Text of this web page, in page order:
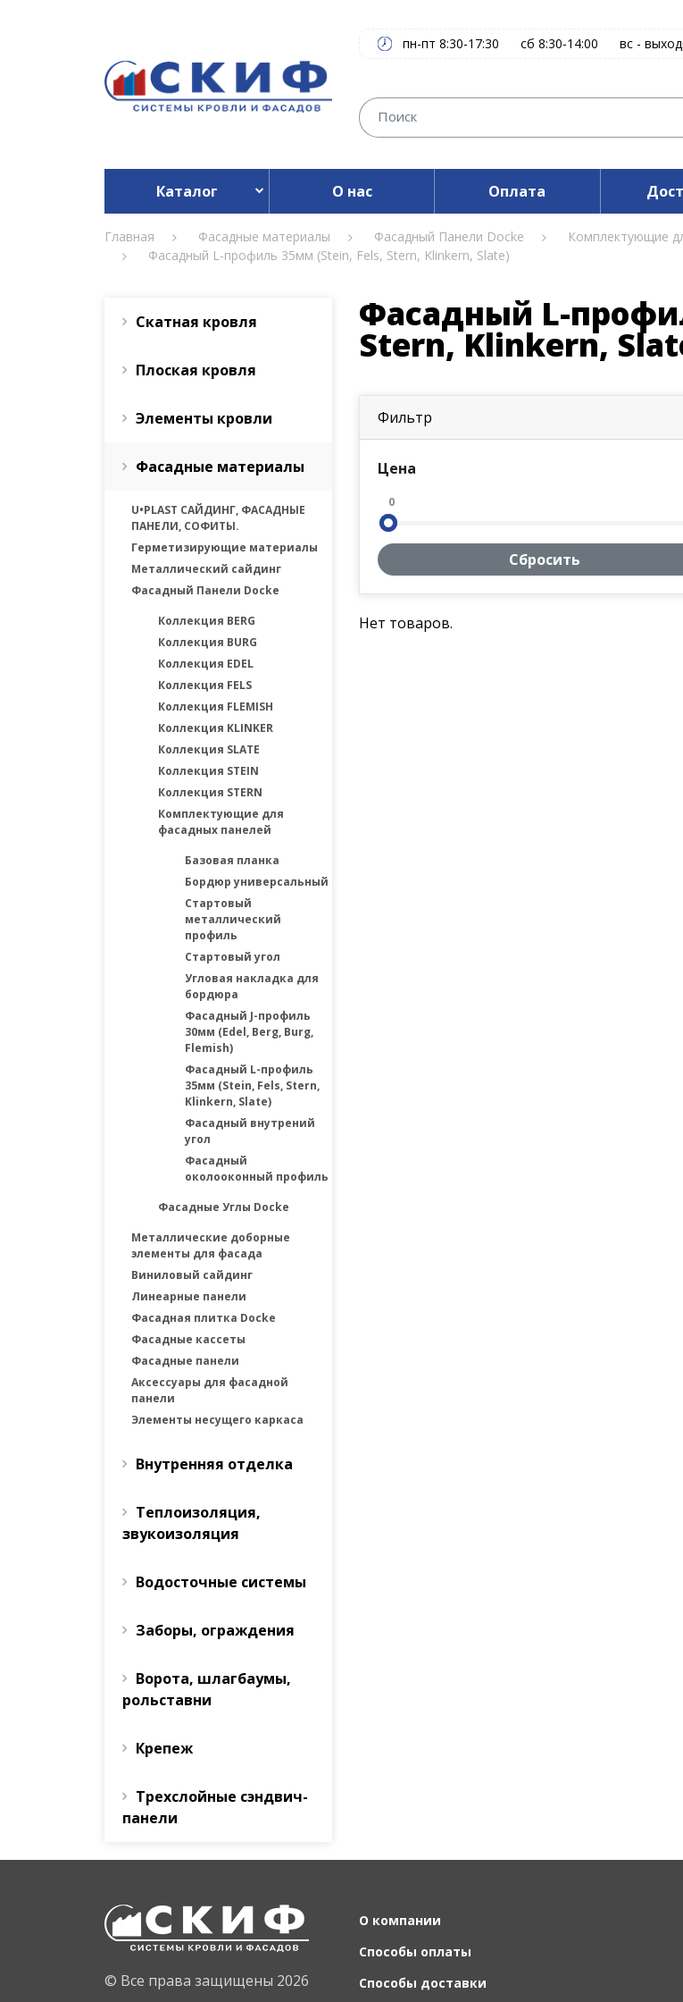
пн-пт 8:30-17:30 сб 8:30-14:00 вс -
Каталог О нас Оплата
Главная Фасадные материалы Фасадный Панели Docke
Комплектующие
Фасадный L-профиль 35мм (Stein, Fels, Stern, Klinkern, Slate)
Скатная кровля
Плоская кровля
Элементы кровли
Фасадные материалы
U•PLAST САЙДИНГ, ФАСАДНЫЕ
ПАНЕЛИ, СОФИТЫ.
Герметизирующие материалы
Металлический сайдинг
Фасадный Панели Docke
Коллекция BERG
Коллекция BURG
Коллекция EDEL
Коллекция FELS
Коллекция FLEMISH
Коллекция KLINKER
Коллекция SLATE
Коллекция STEIN
Коллекция STERN
Комплектующие для
фасадных панелей
Базовая планка
Бордюр универсальный
Стартовый
металлический
профиль
Стартовый угол
Угловая накладка для
бордюра
Фасадный J-профиль
30мм (Edel, Berg, Burg,
Flemish)
Фасадный L-профиль
35мм (Stein, Fels, Stern,
Klinkern, Slate)
Фасадный внутрений
угол
Фасадный
околооконный профиль
Фасадные Углы Docke
Металлические доборные
элементы для фасада
Виниловый сайдинг
Линеарные панели
Фасадная плитка Docke
Фасадные каcсеты
Фасадные панели
Аксессуары для фасадной
панели
Элементы несущего каркаса
Внутренняя отделка
Теплоизоляция,
звукоизоляция
Водосточные системы
Заборы, ограждения
Ворота, шлагбаумы,
рольставни
Крепеж
Трехслойные сэндвич-
панели
Фасадный L-
Stern, Klinkern,
Фильтр
Цена
0
Сбросить
Нет товаров.
© Все права защищены 2026
О компании
Способы оплаты
Способы доставки